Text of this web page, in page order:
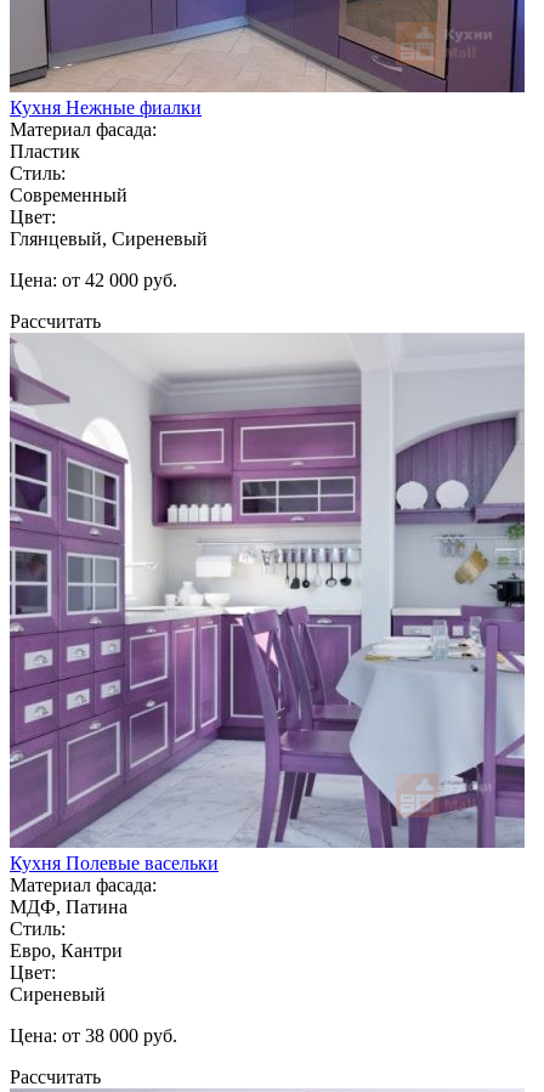
Кухня Нежные фиалки
Материал фасада:
Пластик
Стиль:
Современный
Цвет:
Глянцевый, Сиреневый
Цена: от 42 000 руб.
Рассчитать
Кухня Полевые васельки
Материал фасада:
МДФ, Патина
Стиль:
Евро, Кантри
Цвет:
Сиреневый
Цена: от 38 000 руб.
Рассчитать